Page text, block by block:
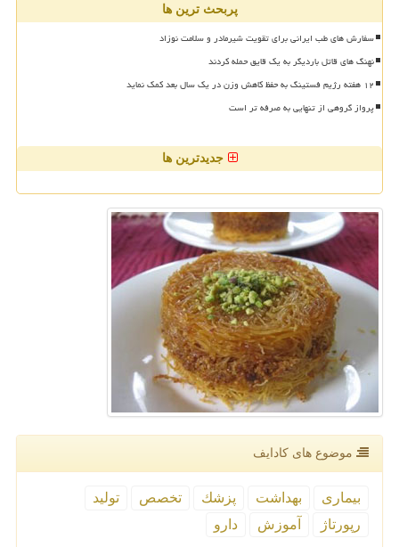
پربحث ترین ها
سفارش های طب ایرانی برای تقویت شیرمادر و سلامت نوزاد
نهنگ های قاتل باردیگر به یک قایق حمله کردند
۱۲ هفته رژیم فستینگ به حفظ کاهش وزن در یک سال بعد کمک نماید
پرواز گروهی از تنهایی به صرفه تر است
جدیدترین ها
موضوع های كادایف
بیماری بهداشت پزشك تخصص
تولید
رپورتاژ
آموزش دارو